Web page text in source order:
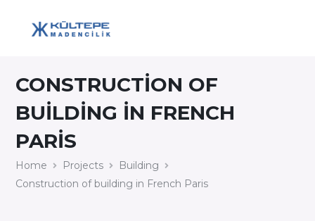
CONSTRUCTION OF
BUILDING IN FRENCH
PARIS
Home Projects
Building
Construction of building in French Paris